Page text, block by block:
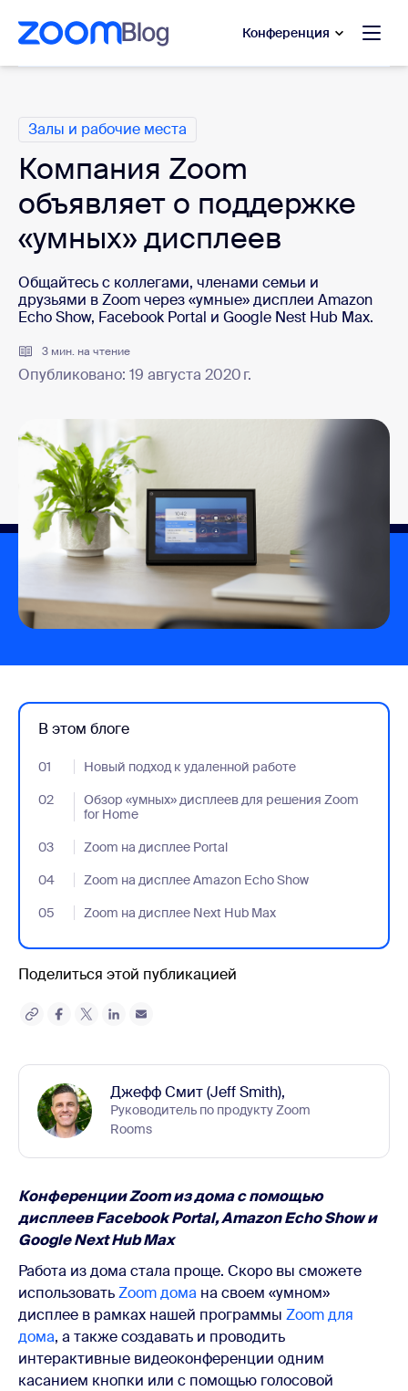
содержанию
в чат помощи
Конференция
Залы и рабочие места
Компания Zoom
объявляет о поддержке
«умных» дисплеев
Общайтесь с коллегами, членами семьи и
друзьями в Zoom через «умные» дисплеи Amazon
Echo Show, Facebook Portal и Google Nest Hub Max.
3 мин. на чтение
Опубликовано: 19 августа 2020 г.
В этом блоге
01 Новый подход к удаленной работе
- Jumplink to Новый подход к удаленной работе
02
Обзор «умных» дисплеев для решения Zoom
for Home
- Jumplink to Обзор «умных» дисплеев для решения Zoom
03 Zoom на дисплее Portal
- Jumplink to Zoom на дисплее Portal
04
Zoom на дисплее Amazon Echo Show
- Jumplink to Zoom на дисплее Amazon Echo Show
05
Zoom на дисплее Next Hub Max
- Jumplink to Zoom на дисплее Next Hub Max
Поделиться этой публикацией
Джефф Смит (Jeff Smith),
Руководитель по продукту Zoom
Rooms
Конференции Zoom из дома с помощью
дисплеев Facebook Portal, Amazon Echo Show и
Google Next Hub Max
Работа из дома стала проще. Скоро вы сможете
использоватьZoom дома на своем «умном»
дисплее в рамках нашей программы Zoom для
дома, а также создавать и проводить
интерактивные видеоконференции одним
касанием кнопки или с помощью голосовой